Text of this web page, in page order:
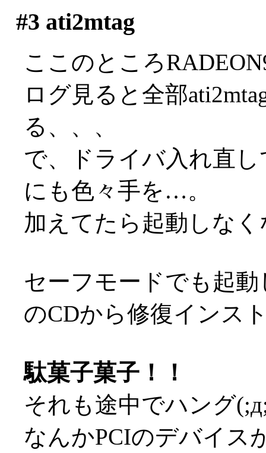
#3 ati2mtag
ここのところ
ログ見ると全部
る、、、
で、ドライバ入れ直
にも色々手を…。
加えてたら起動しな
セーフモードでも起
のCDから修復インス
駄菓子菓子！！
それも途中でハング
なんかPCIのデバイ